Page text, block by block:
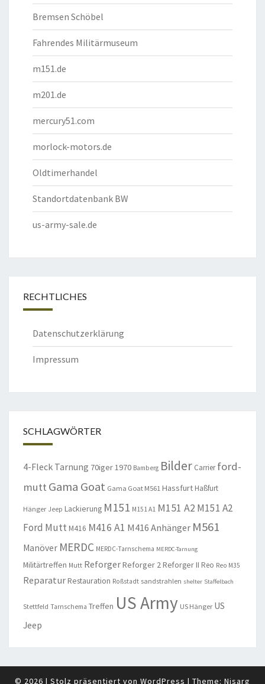
Bremsen Schöbel
Fahrendes Militärmuseum
m151.de
m201.de
mercury51.com
morlock-motors.de
Oldtimerhandel
Standortdatenbank BW
us-army-sale.de
RECHTLICHES
Datenschutzerklärung
Impressum
SCHLAGWÖRTER
4-Fleck Tarnung 70iger1970 Bamberg Bilder Carrier ford-
mutt Gama Goat Gama Goat M561 Hassfurt Haßfurt
Hänger Jeep Lackierung M151 M151 A1 M151 A2 M151 A2
Ford Mutt M416 M416 A1 M416 Anhänger M561
Manöver MERDC MERDC-Tarnschema MERDC-Tarnung
Militärtreffen Mutt ReforgerReforger 2Reforger II Reo Reo M35
ReparaturRestauration Roßstadt sandstrahlen shelter Staffelbach
Stettfeld Tarnschema Treffen US Army US Hänger US
Jeep
© 2026 | Stolz präsentiert von WordPress | Theme: Nisarg